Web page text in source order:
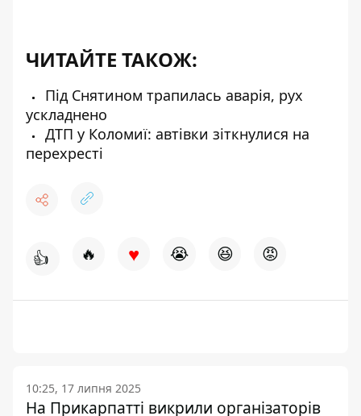
ЧИТАЙТЕ ТАКОЖ:
Під Снятином трапилась аварія, рух
ускладнено
ДТП у Коломиї: автівки зіткнулися на
перехресті
👍 🔥 ♥ 😭 😆 😡
10:25, 17 липня 2025
На Прикарпатті викрили організаторів